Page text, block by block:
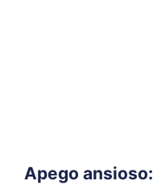
Apego